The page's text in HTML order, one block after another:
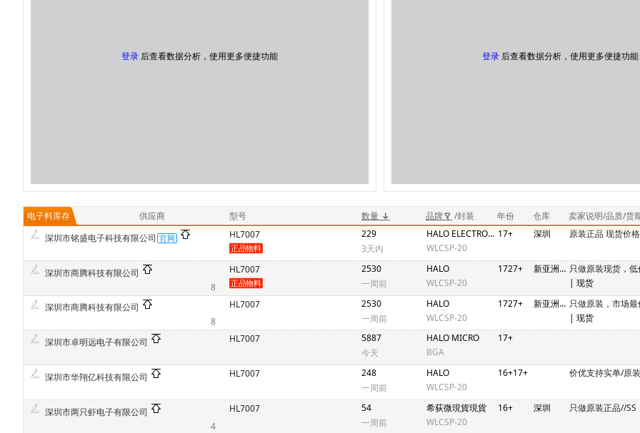
登录 后查看数据分析，使用更多便捷功能 登录 后查看数据分析，使用更多便捷功能
电子料库存 供应商 型号 数量 品牌 /封装 年份 仓库
卖家说明/品质/货
深圳市铭盛电子科技有限公司
HL7007
229
3天内
HALO ELECTRONICS
WLCSP-20
17+ 深圳 原装正品 现货价
深圳市商腾科技有限公司
8
HL7007
2530
一周前
HALO
WLCSP-20
1727+ 新亚洲2期N4C448-458 只做原装现货，
| 现货
深圳市商腾科技有限公司
8
HL7007
2530
一周前
HALO
WLCSP-20
1727+ 新亚洲2期N4C448-458 只做原装，市场
| 现货
深圳市卓明远电子有限公司 HL7007
5887
今天
HALO MICRO
BGA
17+
深圳市华翔亿科技有限公司 HL7007
248
一周前
HALO
WLCSP-20
16+17+ 价优支持实单/原
深圳市两只虾电子有限公司
4
HL7007
54
一周前
希荻微現貨現貨
WLCSP-20
16+ 深圳 只做原装正品//SS